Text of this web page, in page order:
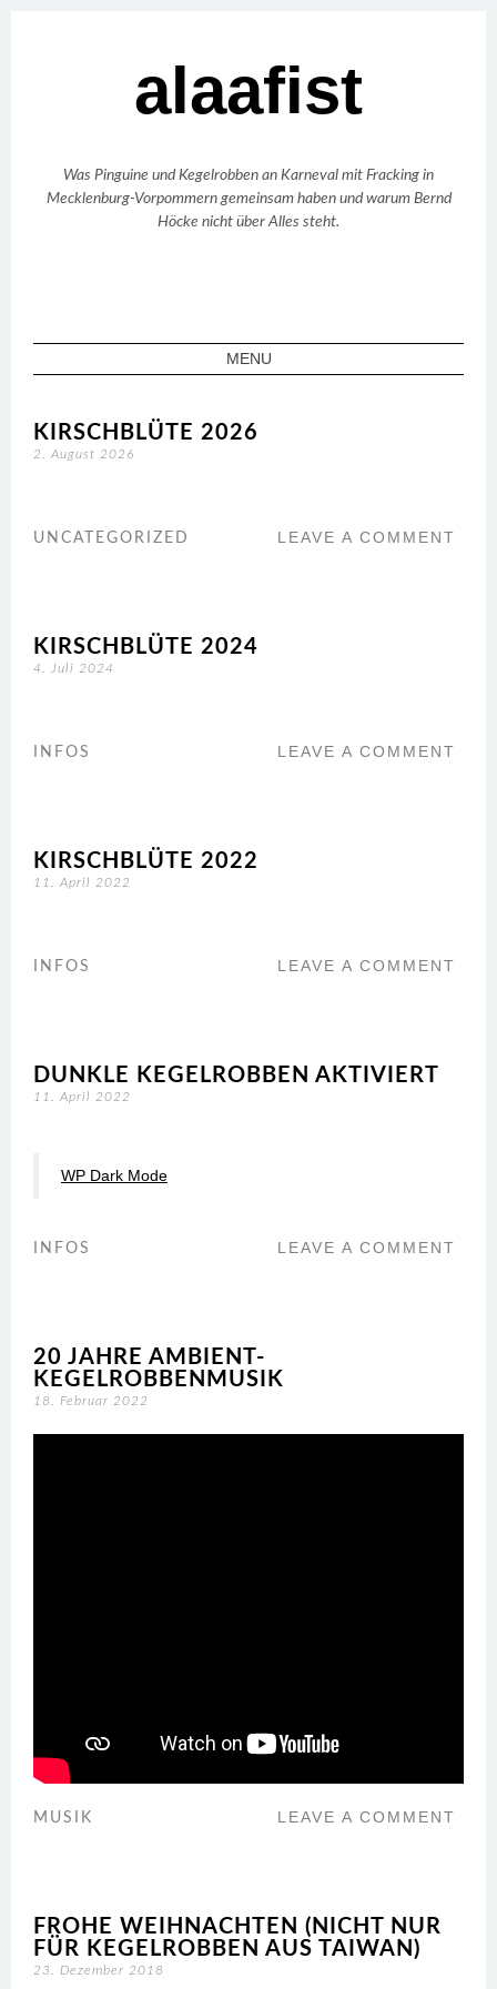
alaafist
Was Pinguine und Kegelrobben an Karneval mit Fracking in
Mecklenburg-Vorpommern gemeinsam haben und warum Bernd
Höcke nicht über Alles steht.
MENU
KIRSCHBLÜTE 2026
2. August 2026
UNCATEGORIZED LEAVE A COMMENT
KIRSCHBLÜTE 2024
4. Juli 2024
INFOS LEAVE A COMMENT
KIRSCHBLÜTE 2022
11. April 2022
INFOS LEAVE A COMMENT
DUNKLE KEGELROBBEN AKTIVIERT
11. April 2022
WP Dark Mode
INFOS LEAVE A COMMENT
20 JAHRE AMBIENT-
KEGELROBBENMUSIK
18. Februar 2022
MUSIK LEAVE A COMMENT
FROHE WEIHNACHTEN (NICHT NUR
FÜR KEGELROBBEN AUS TAIWAN)
23. Dezember 2018